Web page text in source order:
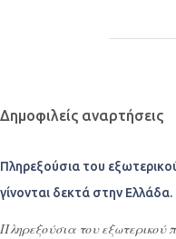
α
Δημοφιλείς αναρτήσεις
Πληρεξούσια του
γίνονται δεκτά στην Ελλάδα.
Πληρεξούσια του εξωτερικού